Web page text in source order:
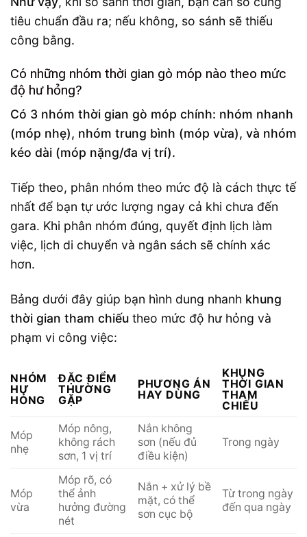
tiêu chuẩn đầu ra; nếu không, so sánh sẽ thiếu
công bằng.
Có những nhóm thời gian gò móp nào theo mức
độ hư hỏng?
Có 3 nhóm thời gian gò móp chính: nhóm nhanh
(móp nhẹ), nhóm trung bình (móp vừa), và nhóm
kéo dài (móp nặng/đa vị trí).
Tiếp theo, phân nhóm theo mức độ là cách thực tế
nhất để bạn tự ước lượng ngay cả khi chưa đến
gara. Khi phân nhóm đúng, quyết định lịch làm
việc, lịch di chuyển và ngân sách sẽ chính xác
hơn.
Bảng dưới đây giúp bạn hình dung nhanh khung
thời gian tham chiếu theo mức độ hư hỏng và
phạm vi công việc:
NHÓM
HƯ
HỎNG
ĐẶC ĐIỂM
THƯỜNG
GẶP
PHƯƠNG ÁN
HAY DÙNG
KHUNG
THỜI GIAN
THAM
CHIẾU
Móp
nhẹ
Móp nông,
không rách
sơn, 1 vị trí
Nắn không
sơn (nếu đủ
điều kiện)
Trong ngày
Móp
vừa
Móp rõ, có
thể ảnh
hưởng đường
nét
Nắn + xử lý bề
mặt, có thể
sơn cục bộ
Từ trong ngày
đến qua ngày